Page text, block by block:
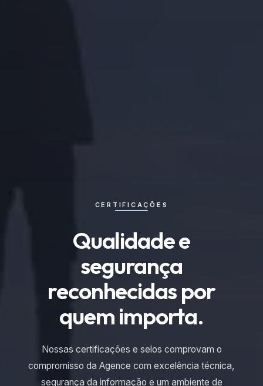
CERTIFICAÇÕES
Qualidade e
segurança
reconhecidas por
quem importa.
Nossas certificações e selos comprovam o
compromisso da Agence com excelência técnica,
segurança da informação e um ambiente de